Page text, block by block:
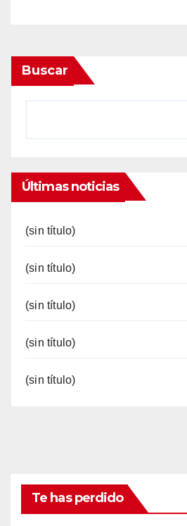
Buscar
Últimas noticias
(sin título)
(sin título)
(sin título)
(sin título)
(sin título)
Te has perdido